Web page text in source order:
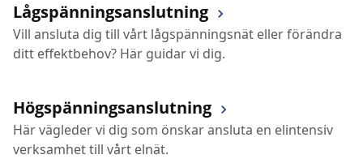
Lågspänningsanslutning
Vill ansluta dig till vårt lågspänningsnät eller förändra
ditt effektbehov? Här guidar vi dig.
Högspänningsanslutning
Här vägleder vi dig som önskar ansluta en elintensiv
verksamhet till vårt elnät.